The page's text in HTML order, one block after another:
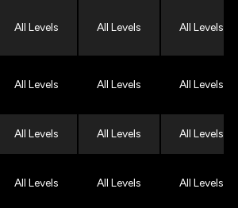
All Levels All Levels All Levels
All Levels All Levels All Levels
All Levels All Levels All Levels
All Levels All Levels All Levels